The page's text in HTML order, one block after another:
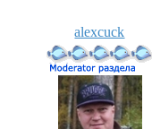
alexcuck